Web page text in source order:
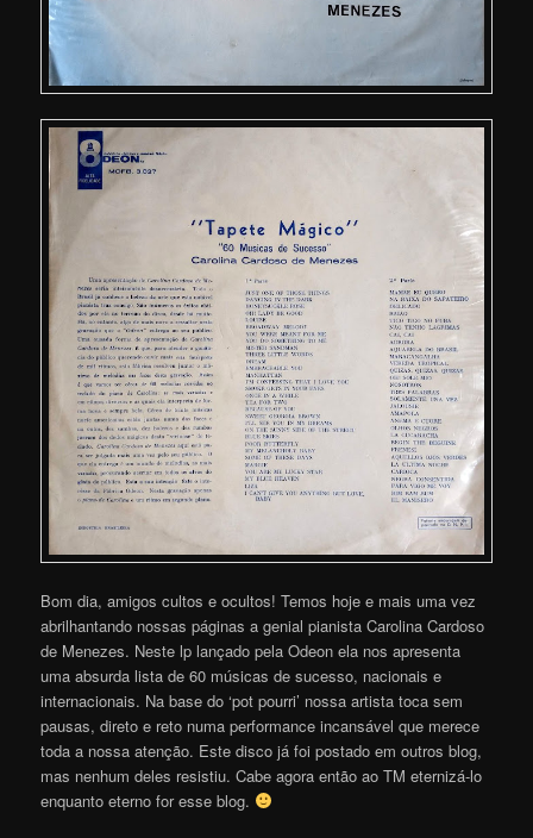
Bom dia, amigos cultos e ocultos! Temos hoje e mais uma vez
abrilhantando nossas páginas a genial pianista Carolina Cardoso
de Menezes. Neste lp lançado pela Odeon ela nos apresenta
uma absurda lista de 60 músicas de sucesso, nacionais e
internacionais. Na base do ‘pot pourri’ nossa artista toca sem
pausas, direto e reto numa performance incansável que merece
toda a nossa atenção. Este disco já foi postado em outros blog,
mas nenhum deles resistiu. Cabe agora então ao TM eternizá-lo
enquanto eterno for esse blog.